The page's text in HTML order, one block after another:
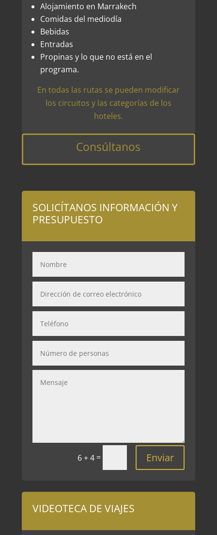
Alojamiento en Marrakech
Comidas del mediodía
Bebidas
Entradas
Propinas y lo que no está en el
programa.
En todas las rutas se pueden modificar
los circuitos y las categorías de los
hoteles.
Consúltanos
SOLICÍTANOS INFORMACIÓN Y
PRESUPUESTO
6 + 4 = Enviar
VIDEOTECA DE VIAJES